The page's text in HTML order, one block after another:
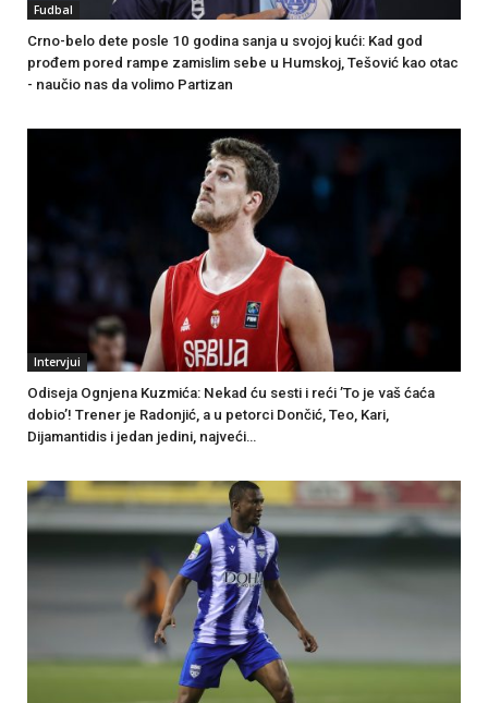
Fudbal
Crno-belo dete posle 10 godina sanja u svojoj kući: Kad god
prođem pored rampe zamislim sebe u Humskoj, Tešović kao otac
- naučio nas da volimo Partizan
Intervjui
Odiseja Ognjena Kuzmića: Nekad ću sesti i reći ’To je vaš ćaća
dobio’! Trener je Radonjić, a u petorci Dončić, Teo, Kari,
Dijamantidis i jedan jedini, najveći…